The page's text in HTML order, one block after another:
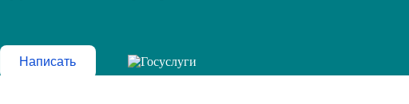
Написать